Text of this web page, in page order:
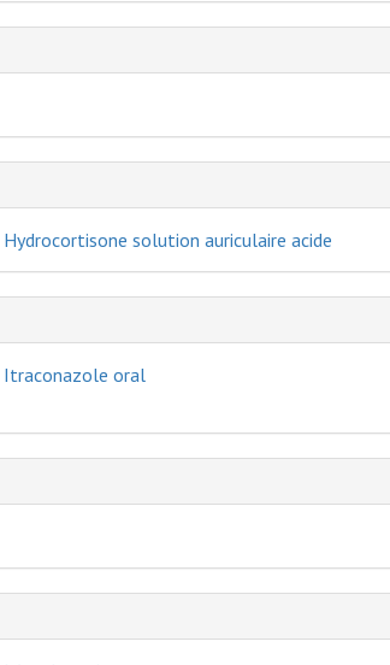
Hydrocortisone solution auriculaire acide
Itraconazole oral